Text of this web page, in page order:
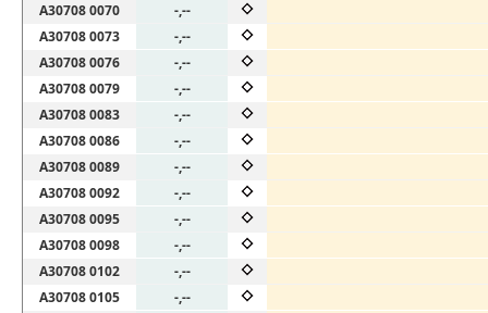
A30708 0070
-,--
A30708 0073
-,--
A30708 0076
-,--
A30708 0079
-,--
A30708 0083
-,--
A30708 0086
-,--
A30708 0089
-,--
A30708 0092
-,--
A30708 0095
-,--
A30708 0098
-,--
A30708 0102
-,--
A30708 0105
-,--